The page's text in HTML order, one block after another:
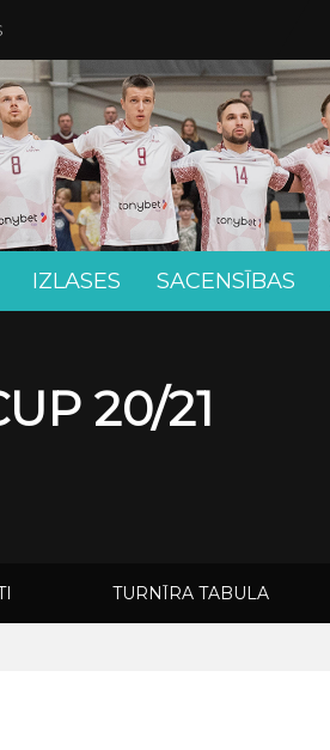
IZLASES SACENSĪBAS
20/21
TURNĪRA TABULA